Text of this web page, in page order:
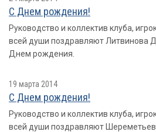
С Днем рождения!
Руководство и коллектив клуба,
всей души поздравляют Литвинова
Днем рождения.
19 марта 2014
С Днем рождения!
Руководство и коллектив клуба,
всей души поздравляют